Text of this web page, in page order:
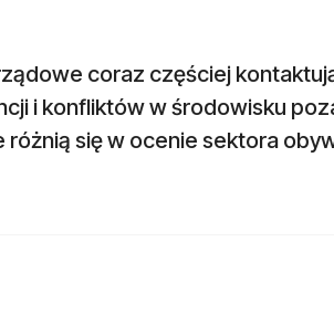
coraz częściej
i konfliktów w środowisku
różnią się w ocenie sektora